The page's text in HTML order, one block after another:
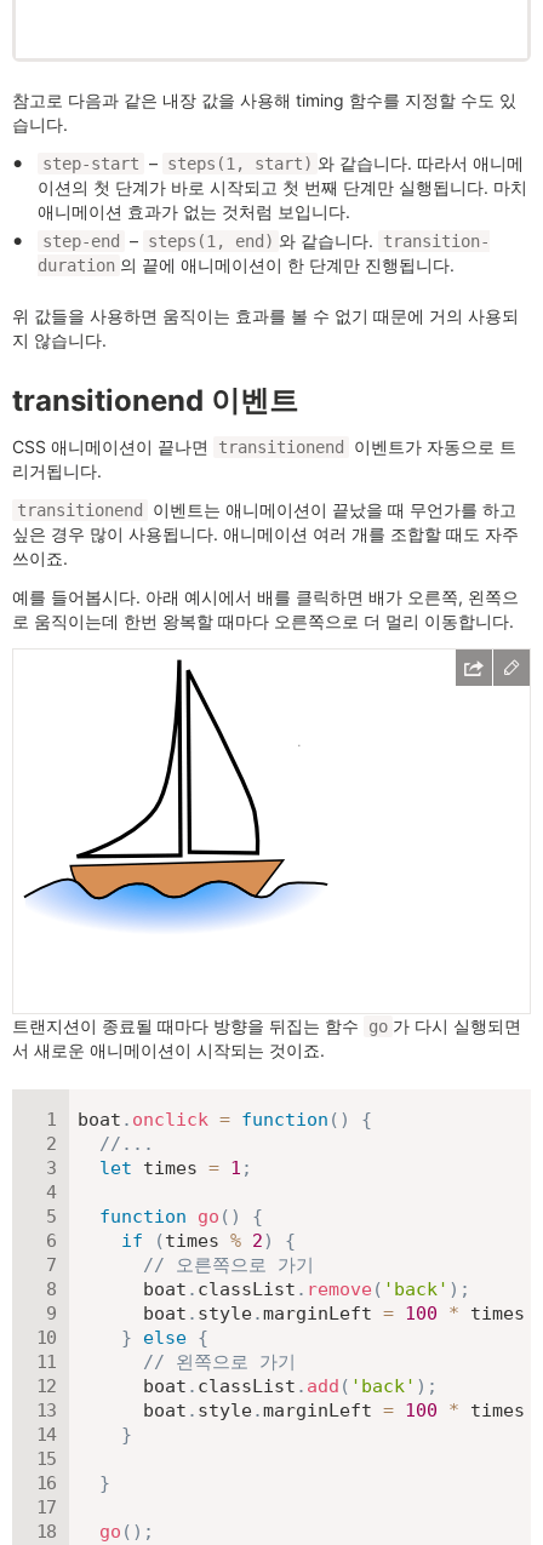
참고로 다음과 같은 내장 값을 사용해 timing 함수를 지정할 수도 있
습니다.
step-start – steps(1, start) 와 같습니다. 따라서 애니메
이션의 첫 단계가 바로 시작되고 첫 번째 단계만 실행됩니다. 마치
애니메이션 효과가 없는 것처럼 보입니다.
step-end – steps(1, end) 와 같습니다.
transition-
duration 의 끝에 애니메이션이 한 단계만 진행됩니다.
위 값들을 사용하면 움직이는 효과를 볼 수 없기 때문에 거의 사용되
지 않습니다.
transitionend 이벤트
CSS 애니메이션이 끝나면 transitionend
이벤트가 자동으로 트
리거됩니다.
transitionend
이벤트는 애니메이션이 끝났을 때 무언가를 하고
싶은 경우 많이 사용됩니다. 애니메이션 여러 개를 조합할 때도 자주
쓰이죠.
예를 들어봅시다. 아래 예시에서 배를 클릭하면 배가 오른쪽, 왼쪽으
로 움직이는데 한번 왕복할 때마다 오른쪽으로 더 멀리 이동합니다.
트랜지션이 종료될 때마다 방향을 뒤집는 함수 go 가 다시 실행되면
서 새로운 애니메이션이 시작되는 것이죠.
boat . onclick = function ( )
{
//...
let times = 1 ;
function go ( )
{
if
(times % 2)
{
// 오른쪽으로 가기
      boat
. classList . remove ( 'back' ) ;
      boat
. style.marginLeft = 100 * times
}
else {
// 왼쪽으로 가기
      boat
. classList . add ( 'back' ) ;
      boat
. style.marginLeft = 100 * times
}
}
go ( ) ;